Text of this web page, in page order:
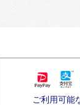
ご利用可能